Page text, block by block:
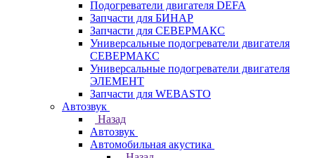
Подогреватели двигателя DEFA
Запчасти для БИНАР
Запчасти для СЕВЕРМАКС
Универсальные подогреватели двигателя
СЕВЕРМАКС
Универсальные подогреватели двигателя
ЭЛЕМЕНТ
Запчасти для WEBASTO
Автозвук
Назад
Автозвук
Автомобильная акустика